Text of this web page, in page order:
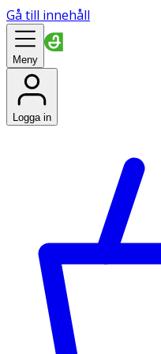
Gå till innehåll
Meny
Logga in